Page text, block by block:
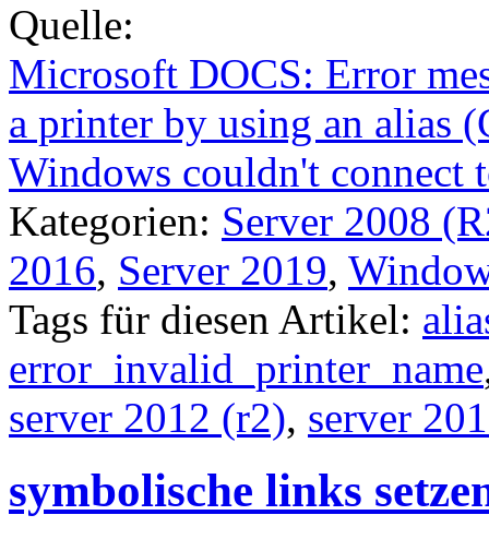
Quelle:
Microsoft DOCS: Error
a printer by using an alias
Windows couldn't connect
Kategorien: Server 2008
2016, Server 2019,
Tags für diesen Artikel:
error_invalid_printer_name
server 2012 (r2), server
symbolische links